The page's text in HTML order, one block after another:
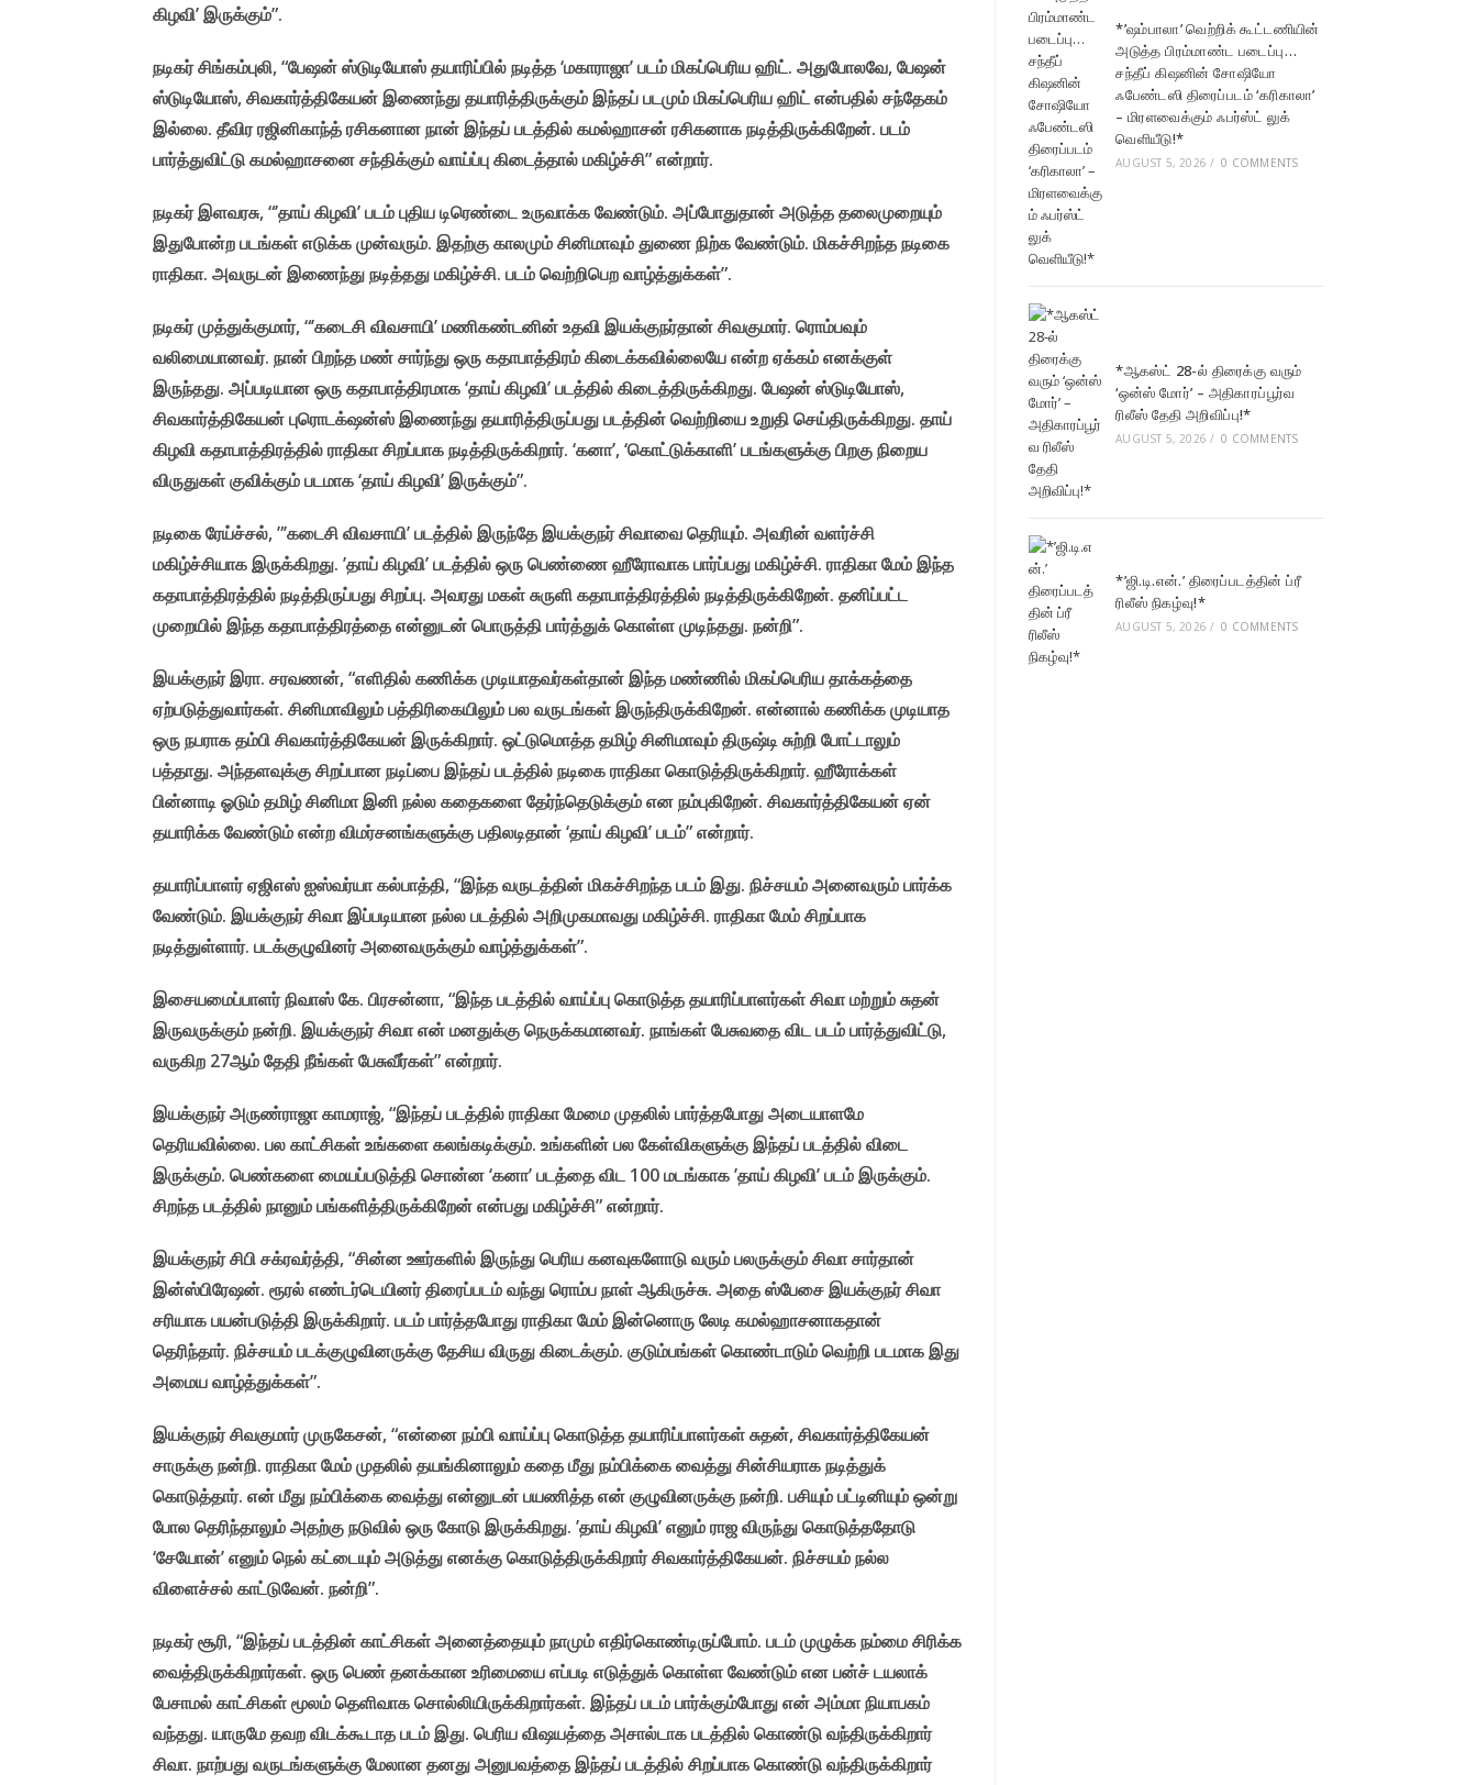
கிழவி’ இருக்கும்”.
நடிகர் சிங்கம்புலி, “பேஷன் ஸ்டுடியோஸ் தயாரிப்பில் நடித்த ‘மகாராஜா’ படம் மிகப்பெரிய ஹிட். அதுபோலவே, பேஷன்
ஸ்டுடியோஸ், சிவகார்த்திகேயன் இணைந்து தயாரித்திருக்கும் இந்தப் படமும் மிகப்பெரிய ஹிட் என்பதில் சந்தேகம்
இல்லை. தீவிர ரஜினிகாந்த் ரசிகனான நான் இந்தப் படத்தில் கமல்ஹாசன் ரசிகனாக நடித்திருக்கிறேன். படம்
பார்த்துவிட்டு கமல்ஹாசனை சந்திக்கும் வாய்ப்பு கிடைத்தால் மகிழ்ச்சி” என்றார்.
நடிகர் இளவரசு, “’தாய் கிழவி’ படம் புதிய டிரெண்டை உருவாக்க வேண்டும். அப்போதுதான் அடுத்த தலைமுறையும்
இதுபோன்ற படங்கள் எடுக்க முன்வரும். இதற்கு காலமும் சினிமாவும் துணை நிற்க வேண்டும். மிகச்சிறந்த நடிகை
ராதிகா. அவருடன் இணைந்து நடித்தது மகிழ்ச்சி. படம் வெற்றிபெற வாழ்த்துக்கள்”.
நடிகர் முத்துக்குமார், “’கடைசி விவசாயி’ மணிகண்டனின் உதவி இயக்குநர்தான் சிவகுமார். ரொம்பவும்
வலிமையானவர். நான் பிறந்த மண் சார்ந்து ஒரு கதாபாத்திரம் கிடைக்கவில்லையே என்ற ஏக்கம் எனக்குள்
இருந்தது. அப்படியான ஒரு கதாபாத்திரமாக ‘தாய் கிழவி’ படத்தில் கிடைத்திருக்கிறது. பேஷன் ஸ்டுடியோஸ்,
சிவகார்த்திகேயன் புரொடக்‌ஷன்ஸ் இணைந்து தயாரித்திருப்பது படத்தின் வெற்றியை உறுதி செய்திருக்கிறது. தாய்
கிழவி கதாபாத்திரத்தில் ராதிகா சிறப்பாக நடித்திருக்கிறார். ‘கனா’, ‘கொட்டுக்காளி’ படங்களுக்கு பிறகு நிறைய
விருதுகள் குவிக்கும் படமாக ‘தாய் கிழவி’ இருக்கும்”.
நடிகை ரேய்ச்சல், ”’கடைசி விவசாயி’ படத்தில் இருந்தே இயக்குநர் சிவாவை தெரியும். அவரின் வளர்ச்சி
மகிழ்ச்சியாக இருக்கிறது. ’தாய் கிழவி’ படத்தில் ஒரு பெண்ணை ஹீரோவாக பார்ப்பது மகிழ்ச்சி. ராதிகா மேம் இந்த
கதாபாத்திரத்தில் நடித்திருப்பது சிறப்பு. அவரது மகள் சுருளி கதாபாத்திரத்தில் நடித்திருக்கிறேன். தனிப்பட்ட
முறையில் இந்த கதாபாத்திரத்தை என்னுடன் பொருத்தி பார்த்துக் கொள்ள முடிந்தது. நன்றி”.
இயக்குநர் இரா. சரவணன், “எளிதில் கணிக்க முடியாதவர்கள்தான் இந்த மண்ணில் மிகப்பெரிய தாக்கத்தை
ஏற்படுத்துவார்கள். சினிமாவிலும் பத்திரிகையிலும் பல வருடங்கள் இருந்திருக்கிறேன். என்னால் கணிக்க முடியாத
ஒரு நபராக தம்பி சிவகார்த்திகேயன் இருக்கிறார். ஒட்டுமொத்த தமிழ் சினிமாவும் திருஷ்டி சுற்றி போட்டாலும்
பத்தாது. அந்தளவுக்கு சிறப்பான நடிப்பை இந்தப் படத்தில் நடிகை ராதிகா கொடுத்திருக்கிறார். ஹீரோக்கள்
பின்னாடி ஓடும் தமிழ் சினிமா இனி நல்ல கதைகளை தேர்ந்தெடுக்கும் என நம்புகிறேன். சிவகார்த்திகேயன் ஏன்
தயாரிக்க வேண்டும் என்ற விமர்சனங்களுக்கு பதிலடிதான் ‘தாய் கிழவி’ படம்” என்றார்.
தயாரிப்பாளர் ஏஜிஎஸ் ஐஸ்வர்யா கல்பாத்தி, “இந்த வருடத்தின் மிகச்சிறந்த படம் இது. நிச்சயம் அனைவரும் பார்க்க
வேண்டும். இயக்குநர் சிவா இப்படியான நல்ல படத்தில் அறிமுகமாவது மகிழ்ச்சி. ராதிகா மேம் சிறப்பாக
நடித்துள்ளார். படக்குழுவினர் அனைவருக்கும் வாழ்த்துக்கள்”.
இசையமைப்பாளர் நிவாஸ் கே. பிரசன்னா, “இந்த படத்தில் வாய்ப்பு கொடுத்த தயாரிப்பாளர்கள் சிவா மற்றும் சுதன்
இருவருக்கும் நன்றி. இயக்குநர் சிவா என் மனதுக்கு நெருக்கமானவர். நாங்கள் பேசுவதை விட படம் பார்த்துவிட்டு,
வருகிற 27ஆம் தேதி நீங்கள் பேசுவீர்கள்” என்றார்.
இயக்குநர் அருண்ராஜா காமராஜ், “இந்தப் படத்தில் ராதிகா மேமை முதலில் பார்த்தபோது அடையாளமே
தெரியவில்லை. பல காட்சிகள் உங்களை கலங்கடிக்கும். உங்களின் பல கேள்விகளுக்கு இந்தப் படத்தில் விடை
இருக்கும். பெண்களை மையப்படுத்தி சொன்ன ‘கனா’ படத்தை விட 100 மடங்காக ’தாய் கிழவி’ படம் இருக்கும்.
சிறந்த படத்தில் நானும் பங்களித்திருக்கிறேன் என்பது மகிழ்ச்சி” என்றார்.
இயக்குநர் சிபி சக்ரவர்த்தி, “சின்ன ஊர்களில் இருந்து பெரிய கனவுகளோடு வரும் பலருக்கும் சிவா சார்தான்
இன்ஸ்பிரேஷன். ரூரல் எண்டர்டெயினர் திரைப்படம் வந்து ரொம்ப நாள் ஆகிருச்சு. அதை ஸ்பேசை இயக்குநர் சிவா
சரியாக பயன்படுத்தி இருக்கிறார். படம் பார்த்தபோது ராதிகா மேம் இன்னொரு லேடி கமல்ஹாசனாகதான்
தெரிந்தார். நிச்சயம் படக்குழுவினருக்கு தேசிய விருது கிடைக்கும். குடும்பங்கள் கொண்டாடும் வெற்றி படமாக இது
அமைய வாழ்த்துக்கள்”.
இயக்குநர் சிவகுமார் முருகேசன், “என்னை நம்பி வாய்ப்பு கொடுத்த தயாரிப்பாளர்கள் சுதன், சிவகார்த்திகேயன்
சாருக்கு நன்றி. ராதிகா மேம் முதலில் தயங்கினாலும் கதை மீது நம்பிக்கை வைத்து சின்சியராக நடித்துக்
கொடுத்தார். என் மீது நம்பிக்கை வைத்து என்னுடன் பயணித்த என் குழுவினருக்கு நன்றி. பசியும் பட்டினியும் ஒன்று
போல தெரிந்தாலும் அதற்கு நடுவில் ஒரு கோடு இருக்கிறது. ’தாய் கிழவி’ எனும் ராஜ விருந்து கொடுத்ததோடு
‘சேயோன்’ எனும் நெல் கட்டையும் அடுத்து எனக்கு கொடுத்திருக்கிறார் சிவகார்த்திகேயன். நிச்சயம் நல்ல
விளைச்சல் காட்டுவேன். நன்றி”.
நடிகர் சூரி, “இந்தப் படத்தின் காட்சிகள் அனைத்தையும் நாமும் எதிர்கொண்டிருப்போம். படம் முழுக்க நம்மை சிரிக்க
வைத்திருக்கிறார்கள். ஒரு பெண் தனக்கான உரிமையை எப்படி எடுத்துக் கொள்ள வேண்டும் என பன்ச் டயலாக்
பேசாமல் காட்சிகள் மூலம் தெளிவாக சொல்லியிருக்கிறார்கள். இந்தப் படம் பார்க்கும்போது என் அம்மா நியாபகம்
வந்தது. யாருமே தவற விடக்கூடாத படம் இது. பெரிய விஷயத்தை அசால்டாக படத்தில் கொண்டு வந்திருக்கிறார்
சிவா. நாற்பது வருடங்களுக்கு மேலான தனது அனுபவத்தை இந்தப் படத்தில் சிறப்பாக கொண்டு வந்திருக்கிறார்
*’ஷம்பாலா’ வெற்றிக் கூட்டணியின்
அடுத்த பிரம்மாண்ட படைப்பு…
சந்தீப் கிஷனின் சோஷியோ
ஃபேண்டஸி திரைப்படம் ‘கரிகாலா’
– மிரளவைக்கும் ஃபர்ஸ்ட் லுக்
வெளியீடு!*
AUGUST 5, 2026 / 0 COMMENTS
*ஆகஸ்ட் 28-ல் திரைக்கு வரும்
‘ஒன்ஸ் மோர்’ – அதிகாரப்பூர்வ
ரிலீஸ் தேதி அறிவிப்பு!*
AUGUST 5, 2026 / 0 COMMENTS
*’ஜி.டி.என்.’ திரைப்படத்தின் ப்ரீ
ரிலீஸ் நிகழ்வு!*
AUGUST 5, 2026 / 0 COMMENTS